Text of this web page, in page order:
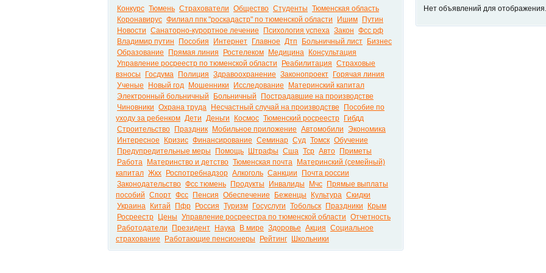
Конкурс Тюмень Страхователи Общество Студенты Тюменская область
Коронавирус Филиал ппк "роскадастр" по тюменской области Ишим
Путин
Новости Санаторно-курортное лечение Психология успеха Закон Фсс рф
Владимир путин
Пособия Интернет Главное Дтп Больничный лист
Бизнес
Образование
Прямая линия Ростелеком Медицина
Консультация
Управление росреестр по тюменской области
Реабилитация Страховые
взносы
Госдума Полиция Здравоохранение Законопроект
Горячая линия
Ученые
Новый год Мошенники Исследование
Материнский капитал
Электронный больничный
Больничный
Пострадавшие на производстве
Чиновники Охрана труда Несчастный случай на производстве
Пособие по
уходу за ребенком Дети Деньги Космос Тюменский росреестр
Гибдд
Строительство
Праздник Мобильное приложение Автомобили Экономика
Интересное
Кризис Финансирование Семинар Суд Томск Обучение
Предупредительные меры
Помощь Штрафы Сша Тср Авто
Приметы
Работа
Материнство и детство Тюменская почта
Материнский (семейный)
капитал Жкх Роспотребнадзор Алкоголь Санкции
Почта россии
Законодательство Фсс тюмень Продукты Инвалиды Мчс
Прямые выплаты
пособий Спорт Фсс Пенсия Обеспечение Беженцы Культура Скидки
Украина
Китай Пфр Россия Туризм Госуслуги Тобольск Праздники
Крым
Росреестр
Цены Управление росреестра по тюменской области Отчетность
Работодатели
Президент Наука В мире Здоровье Акция Социальное
страхование
Работающие пенсионеры Рейтинг Школьники
Нет объявлений для отображения.